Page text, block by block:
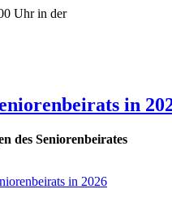
Uhr in der
in
des Seniorenbeirates
in 2026